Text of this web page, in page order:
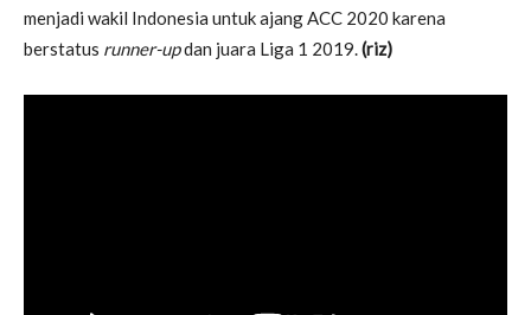
menjadi wakil Indonesia untuk ajang ACC 2020 karena
berstatus runner-updan juara Liga 1 2019. (riz)